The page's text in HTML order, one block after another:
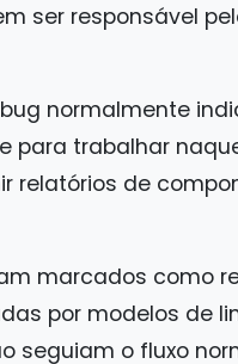
ser responsável
normalmente
para trabalhar
relatórios de
marcados como
por modelos de
seguiam o fluxo